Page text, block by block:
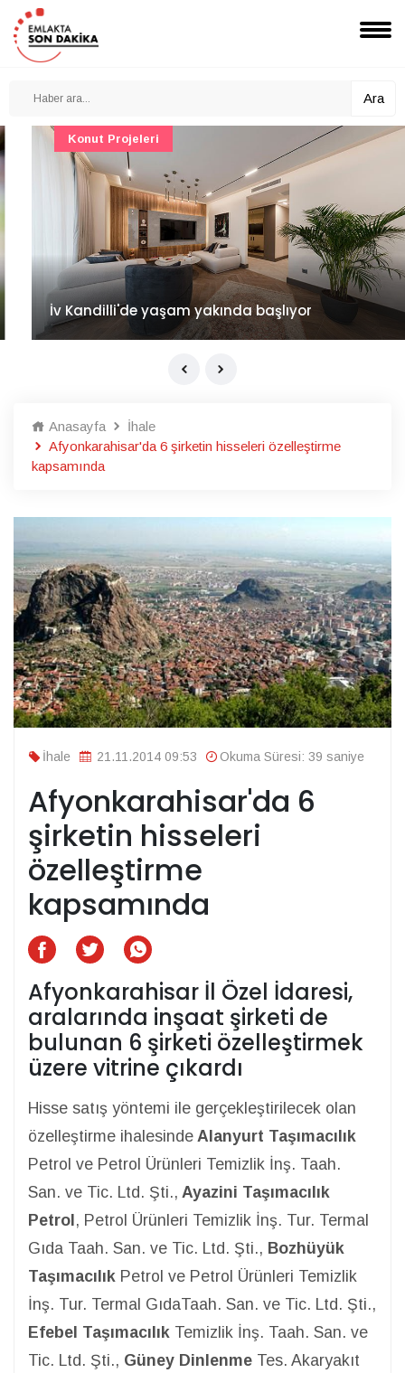
Ara
İv Kandilli'de yaşam yakında başlıyor
Konut Projeleri
Anasayfa
İhale
Afyonkarahisar'da 6 şirketin hisseleri özelleştirme
kapsamında
İhale 21.11.2014 09:53 Okuma Süresi: 39 saniye
Afyonkarahisar'da 6
şirketin hisseleri
özelleştirme
kapsamında
Afyonkarahisar İl Özel İdaresi,
aralarında inşaat şirketi de
bulunan 6 şirketi özelleştirmek
üzere vitrine çıkardı
Hisse satış yöntemi ile gerçekleştirilecek olan
özelleştirme ihalesinde Alanyurt Taşımacılık
Petrol ve Petrol Ürünleri Temizlik İnş. Taah.
San. ve Tic. Ltd. Şti., Ayazini Taşımacılık
Petrol, Petrol Ürünleri Temizlik İnş. Tur. Termal
Gıda Taah. San. ve Tic. Ltd. Şti., Bozhüyük
Taşımacılık Petrol ve Petrol Ürünleri Temizlik
İnş. Tur. Termal GıdaTaah. San. ve Tic. Ltd. Şti.,
Efebel Taşımacılık Temizlik İnş. Taah. San. ve
Tic. Ltd. Şti., Güney Dinlenme Tes. Akaryakıt